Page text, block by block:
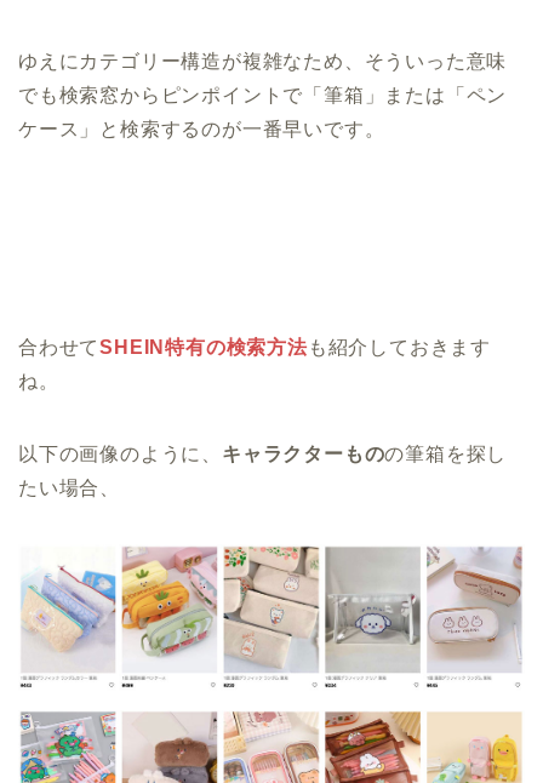
ゆえにカテゴリー構造が複雑なため、そういった意味
でも検索窓からピンポイントで「筆箱」または「ペン
ケース」と検索するのが一番早いです。
合わせてSHEIN特有の検索方法 も紹介しておきます
ね。
以下の画像のように、 キャラクターものの筆箱を探し
たい場合、